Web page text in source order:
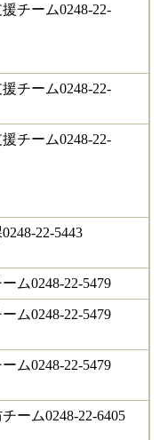
チーム0248-22-
チーム0248-22-
チーム0248-22-
22-5443
ム0248-22-5479
ム0248-22-5479
ム0248-22-5479
ーム0248-22-6405